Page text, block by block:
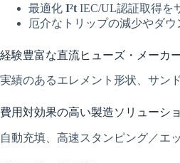
最適化 I²t IEC/UL認証取得を
厄介なトリップの減少やダ
経験豊富な直流ヒューズ・メーカ
実績のあるエレメント形状、サン
費用対効果の高い製造ソリューシ
自動充填、高速スタンピング／エ